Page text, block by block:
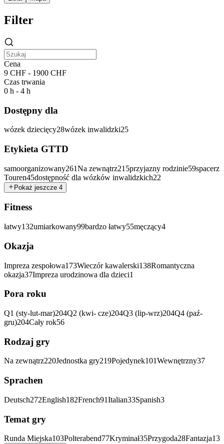
Filter
Cena
9 CHF - 1900 CHF
Czas trwania
0 h - 4 h
Dostępny dla
wózek dziecięcy28wózek inwalidzki25
Etykieta GTTD
samoorganizowany261Na zewnątrz215przyjazny rodzinie59spacerz
Touren45dostępność dla wózków inwalidzkich22
Pokaż jeszcze 4
Fitness
łatwy132umiarkowany99bardzo łatwy55męczący4
Okazja
Impreza zespołowa173Wieczór kawalerski138Romantyczna
okazja37Impreza urodzinowa dla dzieci1
Pora roku
Q1 (sty-lut-mar)204Q2 (kwi- cze)204Q3 (lip-wrz)204Q4 (paź-
gru)204Cały rok56
Rodzaj gry
Na zewnątrz220Jednostka gry219Pojedynek101Wewnętrzny37
Sprachen
Deutsch272English182French91Italian33Spanish3
Temat gry
Runda Miejska103Polterabend77Kryminał35Przygoda28Fantazja13